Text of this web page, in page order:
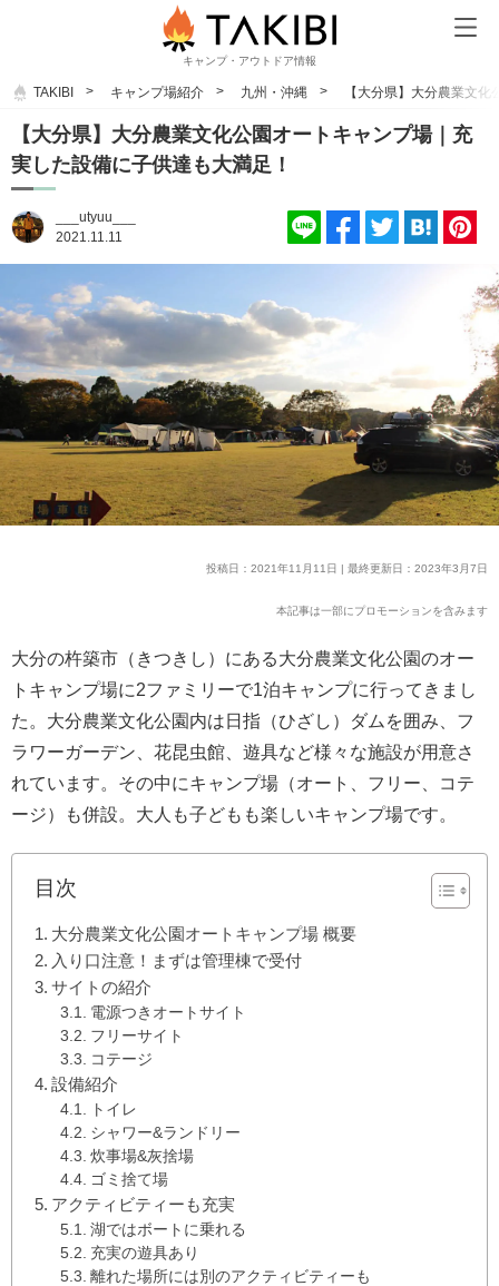
キャンプ・アウトドア情報
TAKIBI キャンプ場紹介 九州・沖縄 【大分県】大分農業文
【大分県】大分農業文化公園オートキャンプ場｜充
実した設備に子供達も大満足！
___utyuu___
2021.11.11
投稿日：2021年11月11日 | 最終更新日：2023年3月7日
本記事は一部にプロモーションを含みます
大分の杵築市（きつきし）にある大分農業文化公園のオー
トキャンプ場に2ファミリーで1泊キャンプに行ってきまし
た。大分農業文化公園内は日指（ひざし）ダムを囲み、フ
ラワーガーデン、花昆虫館、遊具など様々な施設が用意さ
れています。その中にキャンプ場（オート、フリー、コテ
ージ）も併設。大人も子どもも楽しいキャンプ場です。
目次
大分農業文化公園オートキャンプ場 概要
入り口注意！まずは管理棟で受付
サイトの紹介
電源つきオートサイト
フリーサイト
コテージ
設備紹介
トイレ
シャワー&ランドリー
炊事場&灰捨場
ゴミ捨て場
アクティビティーも充実
湖ではボートに乗れる
充実の遊具あり
離れた場所には別のアクティビティーも